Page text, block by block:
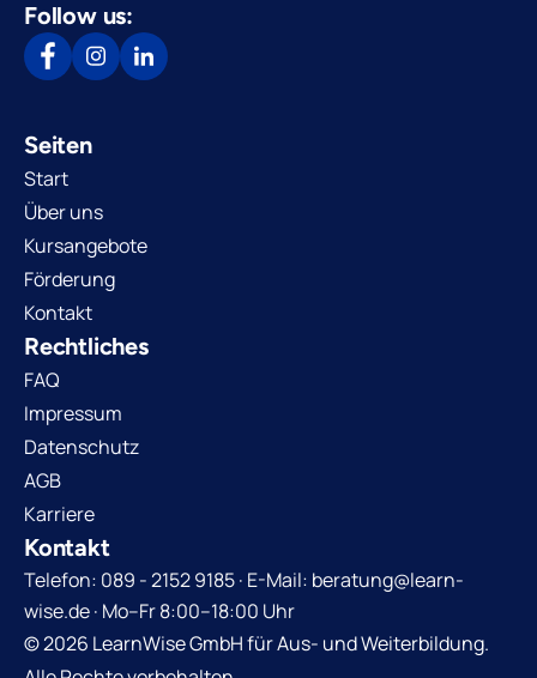
Follow us:
Seiten
Start
Über uns
Kursangebote
Förderung
Kontakt
Rechtliches
FAQ
Impressum
Datenschutz
AGB
Karriere
Kontakt
Telefon: 089 - 2152 9185 · E-Mail: beratung@learn-
wise.de · Mo–Fr 8:00–18:00 Uhr
© 2026 LearnWise GmbH für Aus- und Weiterbildung.